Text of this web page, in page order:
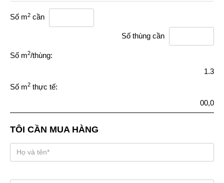
Số m2 cần
Số thùng cần
Số m2/thùng:
1.3
Số m2 thực tế:
00,0
TÔI CẦN MUA HÀNG